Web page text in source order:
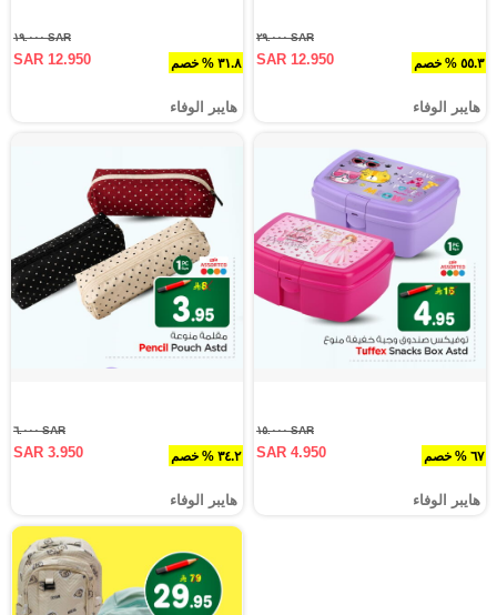
٥٥.٣ % خصم
SAR ٢٩.٠٠٠
SAR 12.950
هايبر الوفاء
٣١.٨ % خصم
SAR ١٩.٠٠٠
SAR 12.950
هايبر الوفاء
٦٧ % خصم
SAR ١٥.٠٠٠
SAR 4.950
هايبر الوفاء
٣٤.٢ % خصم
SAR ٦.٠٠٠
SAR 3.950
هايبر الوفاء